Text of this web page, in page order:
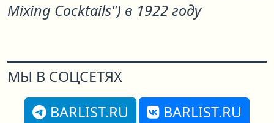
Mixing Cocktails") в 1922 году
МЫ В СОЦСЕТЯХ
BARLIST.RU
BARLIST.RU